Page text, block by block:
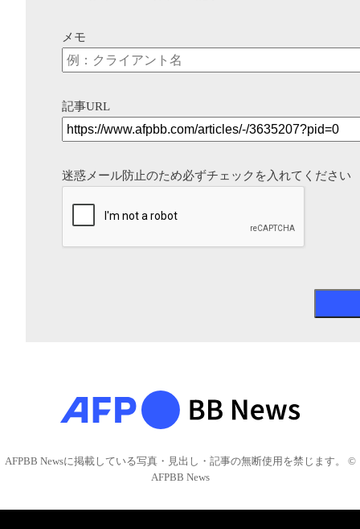
メモ
記事URL
迷惑メール防止のため必ずチェックを入れてください
AFPBB Newsに掲載している写真・見出し・記事の無断使用を禁じます。 ©
AFPBB News